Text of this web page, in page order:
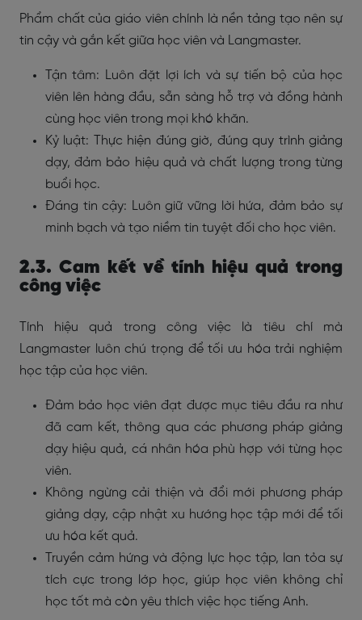
Phẩm chất của giáo viên chính là nền tảng tạo nên sự
tin cậy và gắn kết giữa học viên và Langmaster.
Tận tâm: Luôn đặt lợi ích và sự tiến bộ của học
viên lên hàng đầu, sẵn sàng hỗ trợ và đồng hành
cùng học viên trong mọi khó khăn.
Kỷ luật: Thực hiện đúng giờ, đúng quy trình giảng
dạy, đảm bảo hiệu quả và chất lượng trong từng
buổi học.
Đáng tin cậy: Luôn giữ vững lời hứa, đảm bảo sự
minh bạch và tạo niềm tin tuyệt đối cho học viên.
2.3. Cam kết về tính hiệu quả trong
công việc
Tính hiệu quả trong công việc là tiêu chí mà
Langmaster luôn chú trọng để tối ưu hóa trải nghiệm
học tập của học viên.
Đảm bảo học viên đạt được mục tiêu đầu ra như
đã cam kết, thông qua các phương pháp giảng
dạy hiệu quả, cá nhân hóa phù hợp với từng học
viên.
Không ngừng cải thiện và đổi mới phương pháp
giảng dạy, cập nhật xu hướng học tập mới để tối
ưu hóa kết quả.
Truyền cảm hứng và động lực học tập, lan tỏa sự
tích cực trong lớp học, giúp học viên không chỉ
học tốt mà còn yêu thích việc học tiếng Anh.